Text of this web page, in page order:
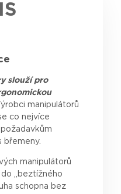
slouží pro
manipulátorů
conejvíce
požadavkům
břemeny.
manipulátorů
„beztížného
schopna bez